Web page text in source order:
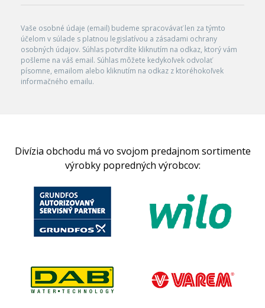
Vaše osobné údaje (email) budeme spracovávať len za týmto
účelom v súlade s platnou legislatívou a zásadami ochrany
osobných údajov. Súhlas potvrdíte kliknutím na odkaz, ktorý vám
pošleme na váš email. Súhlas môžete kedykoľvek odvolať
písomne, emailom alebo kliknutím na odkaz z ktoréhokoľvek
informačného emailu.
Divízia obchodu má vo svojom predajnom sortimente
výrobky popredných výrobcov: